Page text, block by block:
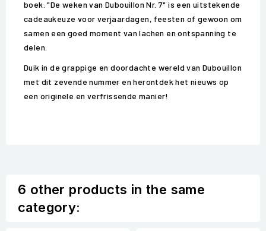
boek. "De weken van Dubouillon Nr. 7" is een uitstekende
cadeaukeuze voor verjaardagen, feesten of gewoon om
samen een goed moment van lachen en ontspanning te
delen.
Duik in de grappige en doordachte wereld van Dubouillon
met dit zevende nummer en herontdek het nieuws op
een originele en verfrissende manier!
6 other products in the same
category: